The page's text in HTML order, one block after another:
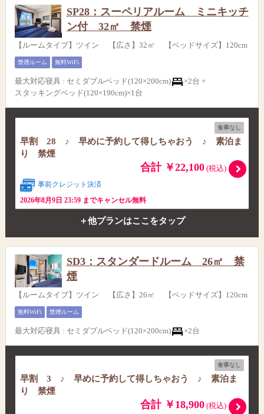
SP28：スーペリアルーム ミニキッチ
ン付 32㎡ 禁煙
【ルームタイプ】ツイン 【広さ】32㎡ 【ベッドサイズ】120cm
禁煙ルーム 無料WiFi
最大対応寝具 : セミダブルベッド(120×200cm)
×2台 +
スタッキングベッド(120×190cm)×1台
食事なし
早割 28 ♪ 早めに予約して得しちゃおう ♪ 素泊ま
り 禁煙
合計 ￥22,100(税込)
事前クレジット決済
2026年8月9日 23:59 までキャンセル無料
＋他プランはここをタップ
SD3：スタンダードルーム 26㎡ 禁
煙
【ルームタイプ】ツイン 【広さ】26㎡ 【ベッドサイズ】120cm
無料WiFi 禁煙ルーム
最大対応寝具 : セミダブルベッド(120×200cm) ×2台
食事なし
早割 3 ♪ 早めに予約して得しちゃおう ♪ 素泊ま
り 禁煙
合計 ￥18,900(税込)